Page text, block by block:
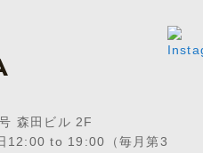
森田ビル 2F
to 19:00（毎月第3